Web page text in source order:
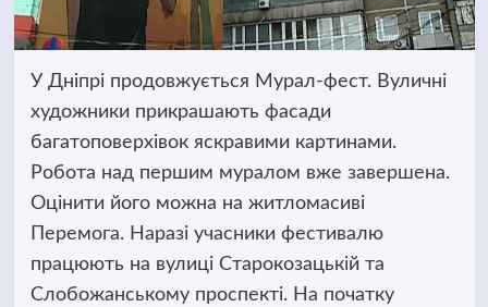
У Дніпрі продовжується Мурал-фест. Вуличні
художники прикрашають фасади
багатоповерхівок яскравими картинами.
Робота над першим муралом вже завершена.
Оцінити його можна на житломасиві
Перемога. Наразі учасники фестивалю
працюють на вулиці Старокозацькій та
Слобожанському проспекті. На початку